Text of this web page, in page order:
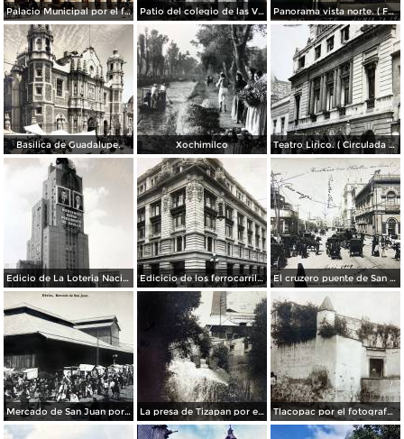
Palacio Municipal por el fotografo Hugo Brehme.. Patio del colegio de las Vizcainas por el fotografo Hugo Brehme. Panorama vista norte. ( Fechada el 20 de Junio de 1905 ).
Basilica de Guadalupe. Xochimilco Teatro Lirico. ( Circulada el 1 de Agosto de 1926 ).
Edicio de La Loteria Nacional Ciudad de México Abril de 1964 Edicicio de los ferrocarriles. El cruzero puente de San Francisco y Guardiola por el fotografo Felix Miret.
Mercado de San Juan por el fotografo Felix Miret La presa de Tizapan por el fotografo Fernando Kososky. ( Circulada el 22 de Diembre de 1910 ). Tlacopac por el fotografo Hugo Brehme.